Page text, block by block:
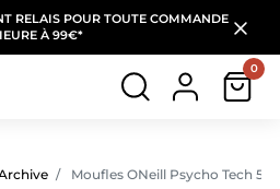
RELAIS POUR TOUTE COMMANDE
À 99€*
0
Moufles ONeill Psycho Tech